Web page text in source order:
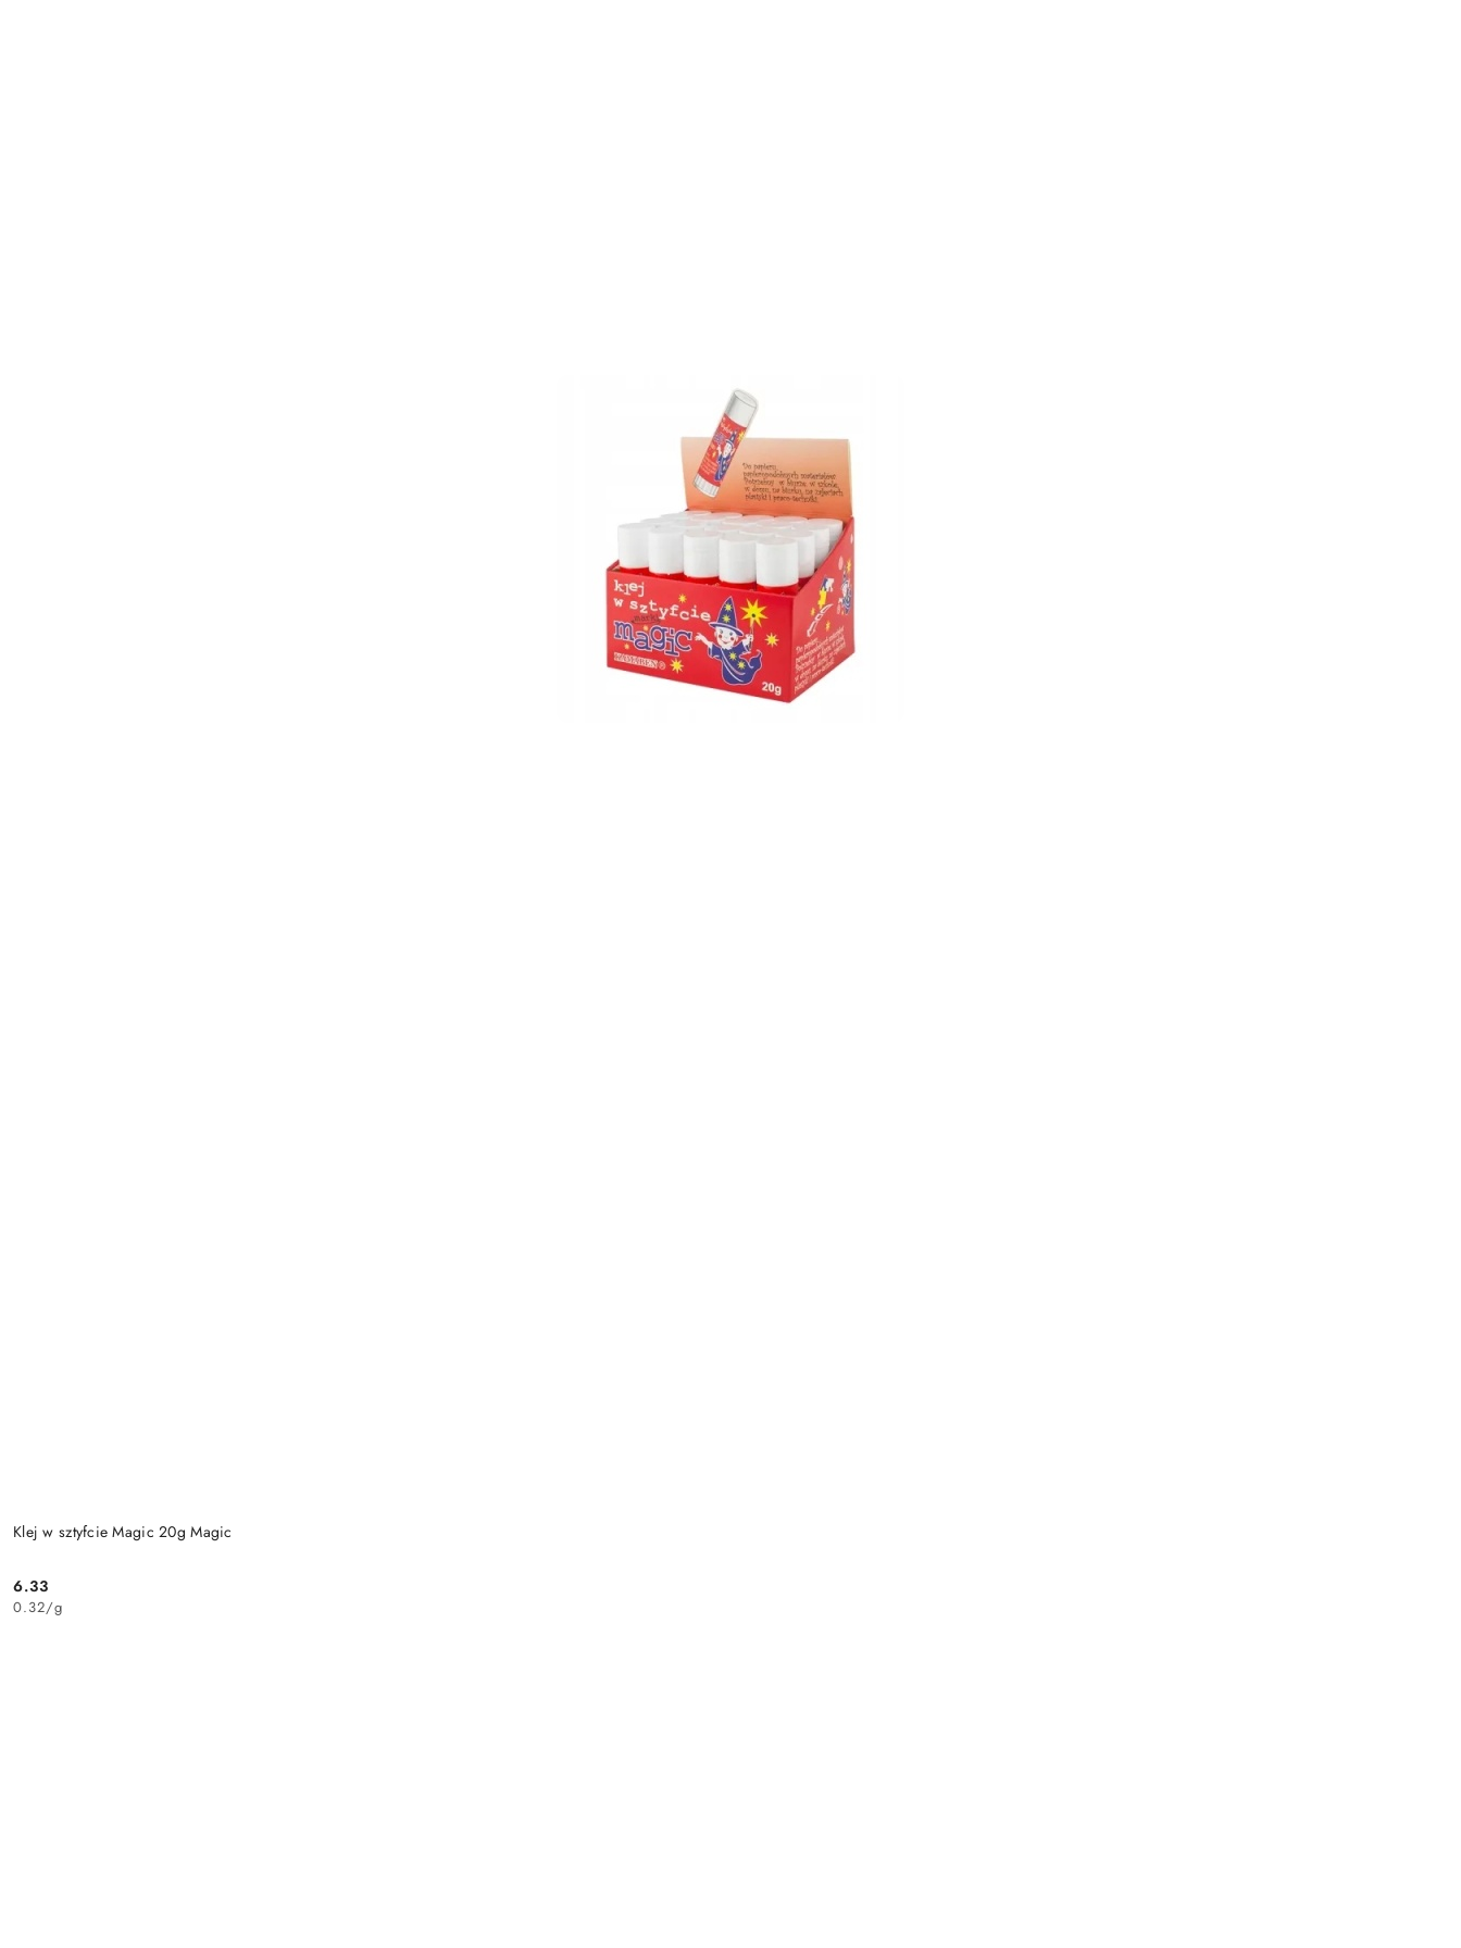
Klej w sztyfcie Magic 20g Magic
Cena:
6.33
0.32/g